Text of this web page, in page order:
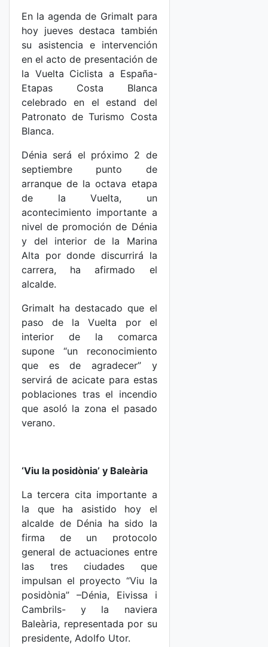
En la agenda de Grimalt para
hoy jueves destaca también
su asistencia e intervención
en el acto de presentación de
la Vuelta Ciclista a España-
Etapas Costa Blanca
celebrado en el estand del
Patronato de Turismo Costa
Blanca.
Dénia será el próximo 2 de
septiembre punto de
arranque de la octava etapa
de la Vuelta, un
acontecimiento importante a
nivel de promoción de Dénia
y del interior de la Marina
Alta por donde discurrirá la
carrera, ha afirmado el
alcalde.
Grimalt ha destacado que el
paso de la Vuelta por el
interior de la comarca
supone “un reconocimiento
que es de agradecer” y
servirá de acicate para estas
poblaciones tras el incendio
que asoló la zona el pasado
verano.
‘Viu la posidònia’ y Baleària
La tercera cita importante a
la que ha asistido hoy el
alcalde de Dénia ha sido la
firma de un protocolo
general de actuaciones entre
las tres ciudades que
impulsan el proyecto “Viu la
posidònia” –Dénia, Eivissa i
Cambrils- y la naviera
Baleària, representada por su
presidente, Adolfo Utor.